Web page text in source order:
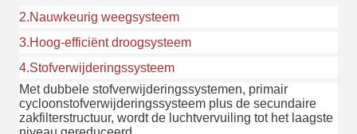
2.Nauwkeurig weegsysteem
3.Hoog-efficiënt droogsysteem
4.Stofverwijderingssysteem
Met dubbele stofverwijderingssystemen, primair
cycloonstofverwijderingssysteem plus de secundaire
zakfilterstructuur, wordt de luchtvervuiling tot het laagste